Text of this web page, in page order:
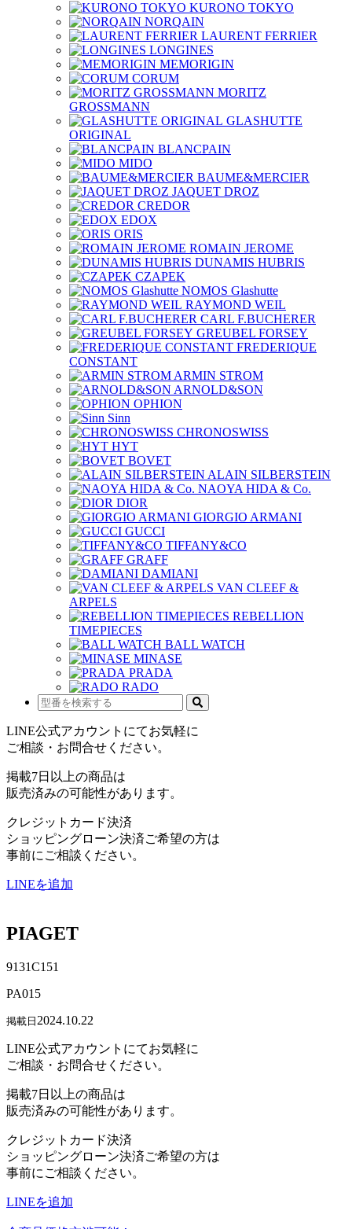
KURONO TOKYO
NORQAIN
LAURENT FERRIER
LONGINES
MEMORIGIN
CORUM
MORITZ
GROSSMANN
GLASHUTTE
ORIGINAL
BLANCPAIN
MIDO
BAUME&MERCIER
JAQUET DROZ
CREDOR
EDOX
ORIS
ROMAIN JEROME
DUNAMIS HUBRIS
CZAPEK
NOMOS Glashutte
RAYMOND WEIL
CARL F.BUCHERER
GREUBEL FORSEY
FREDERIQUE
CONSTANT
ARMIN STROM
ARNOLD&SON
OPHION
Sinn
CHRONOSWISS
HYT
BOVET
ALAIN SILBERSTEIN
NAOYA HIDA & Co.
DIOR
GIORGIO ARMANI
GUCCI
TIFFANY&CO
GRAFF
DAMIANI
VAN CLEEF &
ARPELS
REBELLION
TIMEPIECES
BALL WATCH
MINASE
PRADA
RADO
LINE公式アカウントにてお気軽に
ご相談・お問合せください。
掲載7日以上の商品は
販売済みの可能性があります。
クレジットカード決済
ショッピングローン決済ご希望の方は
事前にご相談ください。
LINEを追加
PIAGET
9131C151
PA015
掲載日 2024.10.22
LINE公式アカウントにてお気軽に
ご相談・お問合せください。
掲載7日以上の商品は
販売済みの可能性があります。
クレジットカード決済
ショッピングローン決済ご希望の方は
事前にご相談ください。
LINEを追加